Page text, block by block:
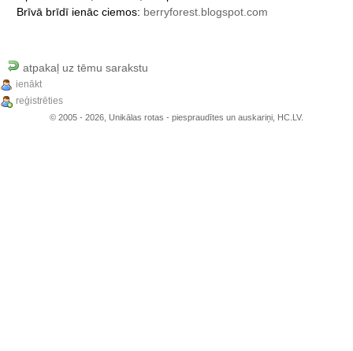
Brīvā brīdī ienāc ciemos: berryforest.blogspot.com
atpakaļ uz tēmu sarakstu
ienākt
reģistrēties
© 2005 - 2026, Unikālas rotas - piespraudītes un auskariņi, HC.LV.